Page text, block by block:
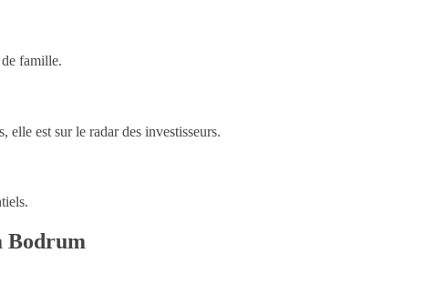
famille.
elle est sur le radar des investisseurs.
Bodrum